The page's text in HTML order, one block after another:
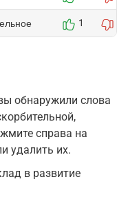
1
обнаружили слова
справа на
удалить их.
в развитие